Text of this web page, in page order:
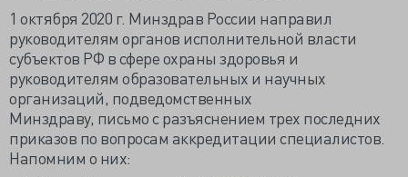
1 октября 2020 г. Минздрав России направил
руководителям органов исполнительной власти
субъектов РФ в сфере охраны здоровья и
руководителям образовательных и научных
организаций, подведомственных
Минздраву, письмос разъяснением трех последних
приказов по вопросам аккредитации специалистов.
Напомним о них: